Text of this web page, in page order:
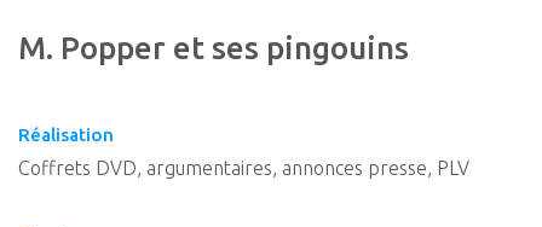
M. Popper et ses pingouins
Réalisation
Coffrets DVD, argumentaires, annonces presse, PLV